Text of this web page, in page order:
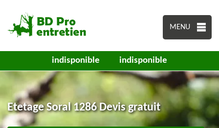
MENU
indisponible indisponible
Etetage Soral 1286 Devis gratuit